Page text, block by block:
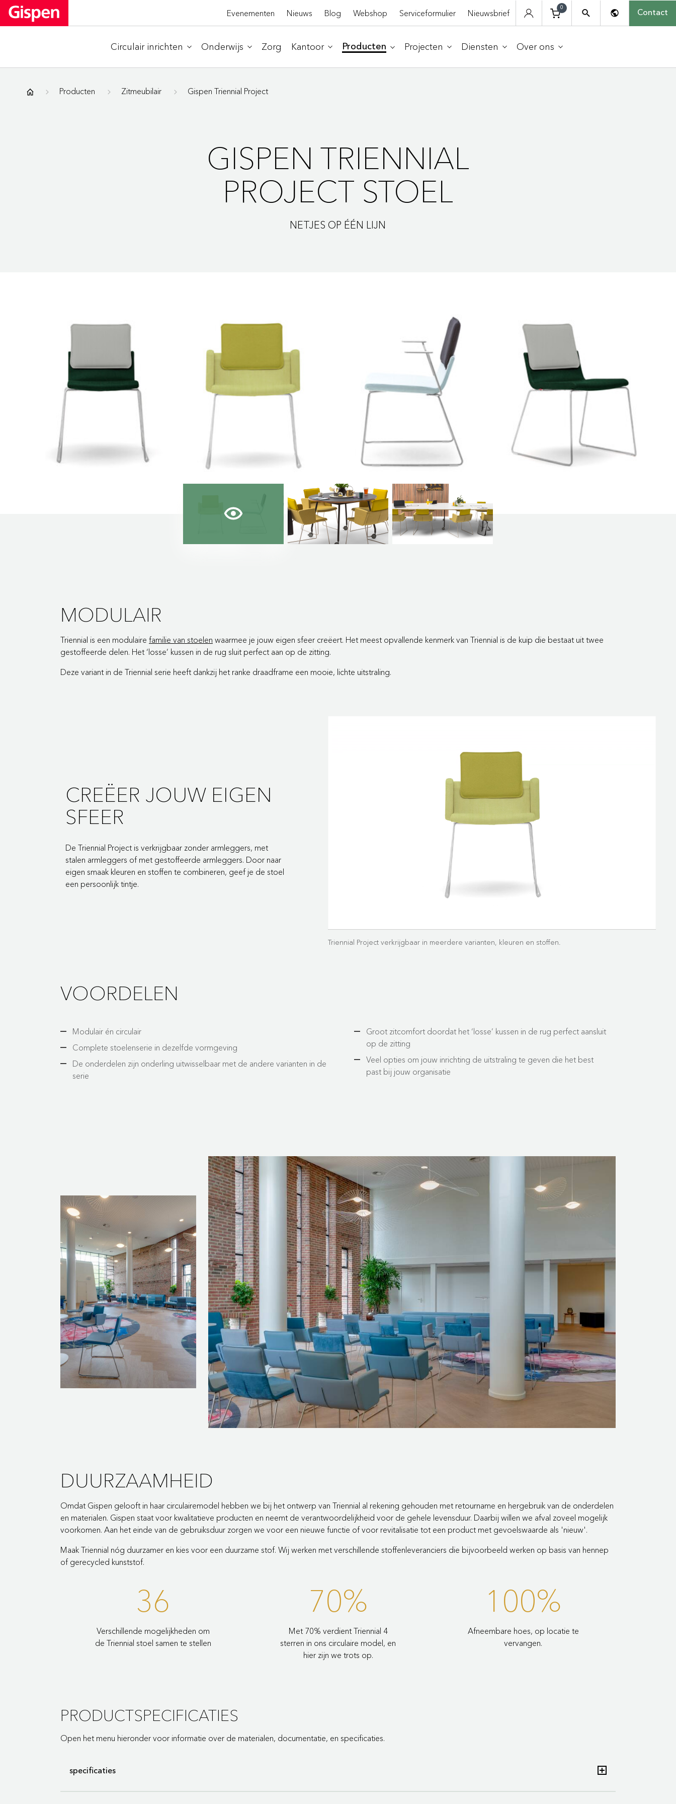
Evenementen Nieuws Blog Webshop Serviceformulier Nieuwsbrief
0
Contact
Circulair inrichten Onderwijs Zorg Kantoor Producten Projecten Diensten Over ons
Gispen Producten Zitmeubilair Gispen Triennial Project
GISPEN TRIENNIAL
PROJECT STOEL
NETJES OP ÉÉN LIJN
MODULAIR
Triennial is een modulaire familie van stoelen waarmee je jouw eigen sfeer creëert. Het meest opvallende kenmerk van Triennial is de kuip die bestaat uit twee
gestoffeerde delen. Het ‘losse’ kussen in de rug sluit perfect aan op de zitting.
Deze variant in de Triennial serie heeft dankzij het ranke draadframe een mooie, lichte uitstraling.
CREËER JOUW EIGEN
SFEER
De Triennial Project is verkrijgbaar zonder armleggers, met
stalen armleggers of met gestoffeerde armleggers. Door naar
eigen smaak kleuren en stoffen te combineren, geef je de stoel
een persoonlijk tintje.
Triennial Project verkrijgbaar in meerdere varianten, kleuren en stoffen.
VOORDELEN
Modulair én circulair
Complete stoelenserie in dezelfde vormgeving
De onderdelen zijn onderling uitwisselbaar met de andere varianten in de
serie
Groot zitcomfort doordat het ‘losse’ kussen in de rug perfect aansluit
op de zitting
Veel opties om jouw inrichting de uitstraling te geven die het best
past bij jouw organisatie
DUURZAAMHEID
Omdat Gispen gelooft in haar circulairemodel hebben we bij het ontwerp van Triennial al rekening gehouden met retourname en hergebruik van de onderdelen
en materialen. Gispen staat voor kwalitatieve producten en neemt de verantwoordelijkheid voor de gehele levensduur. Daarbij willen we afval zoveel mogelijk
voorkomen. Aan het einde van de gebruiksduur zorgen we voor een nieuwe functie of voor revitalisatie tot een product met gevoelswaarde als 'nieuw'.
Maak Triennial nóg duurzamer en kies voor een duurzame stof. Wij werken met verschillende stoffenleveranciers die bijvoorbeeld werken op basis van hennep
of gerecycled kunststof.
36
Verschillende mogelijkheden om
de Triennial stoel samen te stellen
70%
Met 70% verdient Triennial 4
sterren in ons circulaire model, en
hier zijn we trots op.
100%
Afneembare hoes, op locatie te
vervangen.
PRODUCTSPECIFICATIES
Open het menu hieronder voor informatie over de materialen, documentatie, en specificaties.
specificaties